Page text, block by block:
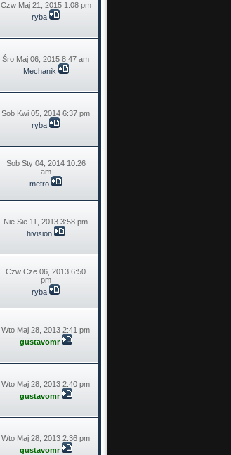
Czw Maj 21, 2015 1:08 pm
ryba
Śro Maj 06, 2015 8:47 am
Mechanik
Sob Kwi 05, 2014 6:37 pm
ryba
Sob Sty 04, 2014 10:26
am
metro
Nie Sie 11, 2013 3:58 pm
hivision
Czw Cze 06, 2013 6:50
pm
ryba
Wto Maj 28, 2013 2:41 pm
gustavomr
Wto Maj 28, 2013 2:40 pm
gustavomr
Wto Maj 28, 2013 2:36 pm
gustavomr